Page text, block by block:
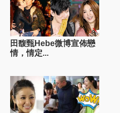
田馥甄Hebe微博宣佈戀
情，情定...